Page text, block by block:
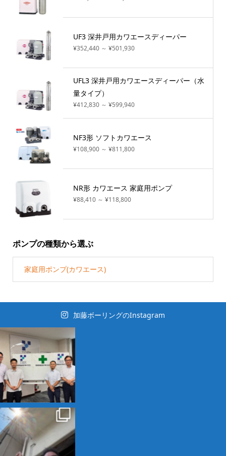
UF3 深井戸用カワエースディーパー
¥352,440 ～ ¥501,930
UFL3 深井戸用カワエースディーパー（水
量タイプ）
¥412,830 ～ ¥599,940
NF3形 ソフトカワエース
¥108,900 ～ ¥811,800
NR形 カワエース 家庭用ポンプ
¥88,410 ～ ¥118,800
ポンプの種類から選ぶ
家庭用ポンプ(カワエース)
加藤ボーリングのInstagram